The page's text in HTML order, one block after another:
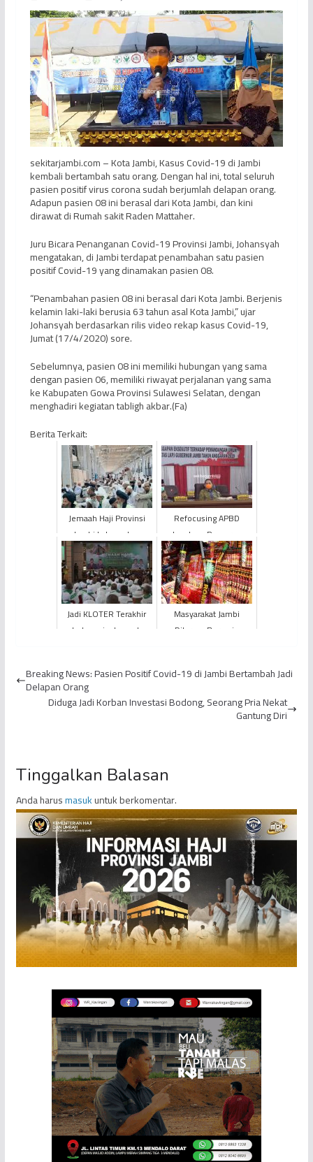
sekitarjambi.com – Kota Jambi, Kasus Covid-19 di Jambi
kembali bertambah satu orang. Dengan hal ini, total seluruh
pasien positif virus corona sudah berjumlah delapan orang.
Adapun pasien 08 ini berasal dari Kota Jambi, dan kini
dirawat di Rumah sakit Raden Mattaher.
Juru Bicara Penanganan Covid-19 Provinsi Jambi, Johansyah
mengatakan, di Jambi terdapat penambahan satu pasien
positif Covid-19 yang dinamakan pasien 08.
“Penambahan pasien 08 ini berasal dari Kota Jambi. Berjenis
kelamin laki-laki berusia 63 tahun asal Kota Jambi,” ujar
Johansyah berdasarkan rilis video rekap kasus Covid-19,
Jumat (17/4/2020) sore.
Sebelumnya, pasien 08 ini memiliki hubungan yang sama
dengan pasien 06, memiliki riwayat perjalanan yang sama
ke Kabupaten Gowa Provinsi Sulawesi Selatan, dengan
menghadiri kegiatan tabligh akbar.(Fa)
Berita Terkait:
Jemaah Haji Provinsi
Jambi Laksanakan
Shalat Jumat Terakhir di
Masjidil Haram
Sebelum...
Refocusing APBD
Lamban, Pemprov
Jambi Terancam
Kehilangan 35% DAU
Jadi KLOTER Terakhir
Indonesia, Jemaah
ke...
Masyarakat Jambi
Dilarang Bermain
Breaking News: Pasien Positif Covid-19 di Jambi Bertambah Jadi
Delapan Orang
Diduga Jadi Korban Investasi Bodong, Seorang Pria Nekat
Gantung Diri
Tinggalkan Balasan
Anda harusmasukuntuk berkomentar.